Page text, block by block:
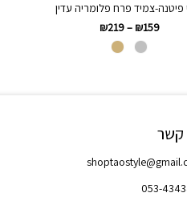
פיטנה-צמיד פרח פלומריה עדין
₪159
–
₪219
קשר
053-